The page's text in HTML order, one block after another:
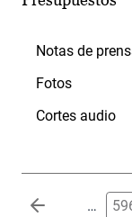
Notas de
Fotos
Cortes audio
Paginación …